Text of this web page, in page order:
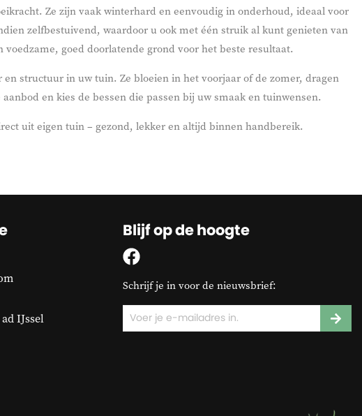
Ze zijn vaak winterhard en eenvoudig in onderhoud, ideaal voor
zelfbestuivend, waardoor u ook met één struik al kunt genieten van
goed doorlatende grond voor het beste resultaat.
structuur in uw tuin. Ze bloeien in het voorjaar of de zomer, dragen
en kies de bessen die passen bij uw smaak en tuinwensen.
uit eigen tuin – gezond, lekker en altijd binnen handbereik.
IJssel
Blijf op de hoogte
Schrijf je in voor de nieuwsbrief: